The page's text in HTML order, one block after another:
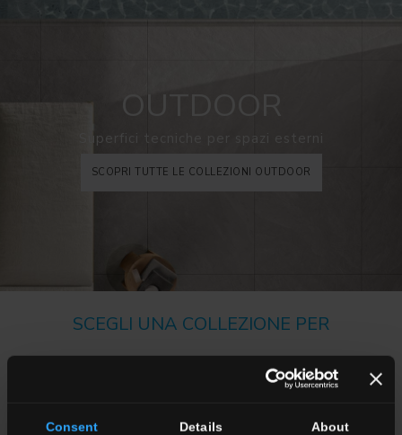
Consent Details About
OUTDOOR
Superfici tecniche per spazi esterni
SCOPRI TUTTE LE COLLEZIONI OUTDOOR
SCEGLI UNA COLLEZIONE PER
Applicazione